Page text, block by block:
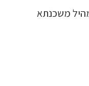
משכנתא